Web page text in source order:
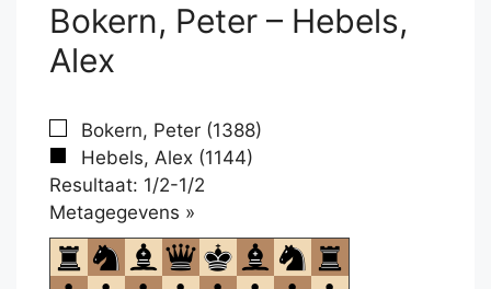
Bokern, Peter – Hebels,
Alex
Bokern, Peter (1388)
Hebels, Alex (1144)
Resultaat: 1/2-1/2
Metagegevens »
om
te